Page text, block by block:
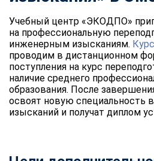
Учебный центр «ЭКОДПО»
на профессиональную
инженерным изысканиям.
проводим в дистанционном
поступления на курс
наличие среднего
образования. После
освоят новую специальность
изысканий и получат диплом